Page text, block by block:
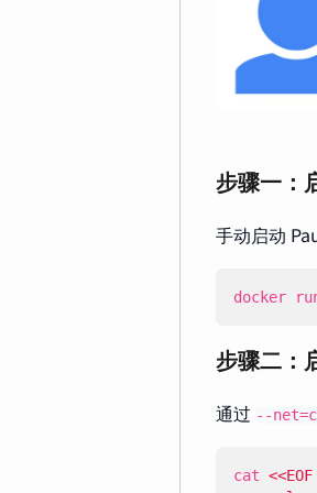
步骤一：
手动启动
docker
步骤二：
通过 --
cat